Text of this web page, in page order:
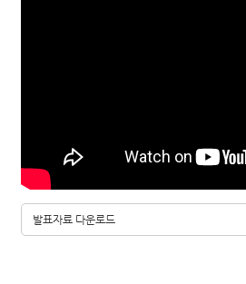
발표자료 다운로드